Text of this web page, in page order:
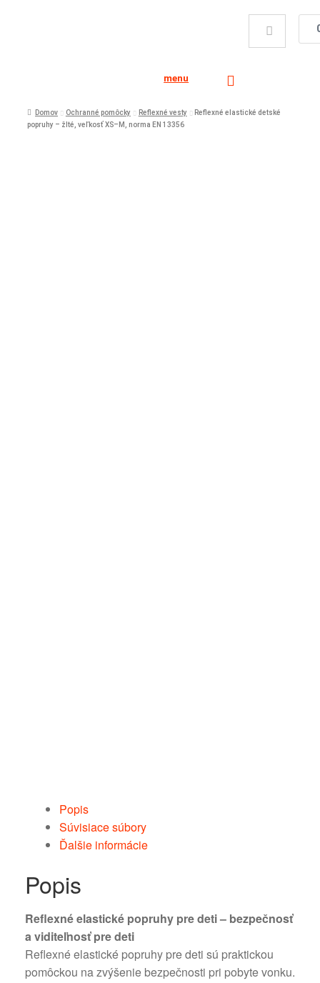
menu
Domov Ochranné pomôcky Reflexné vesty
Reflexné elastické detské
popruhy – žlté, veľkosť XS–M, norma EN 13356
Popis
Súvisiace súbory
Ďalšie informácie
Popis
Reflexné elastické popruhy pre deti – bezpečnosť
a viditeľnosť pre deti
Reflexné elastické popruhy pre deti sú praktickou
pomôckou na zvýšenie bezpečnosti pri pobyte vonku.